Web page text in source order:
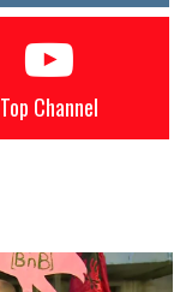
Top Channel